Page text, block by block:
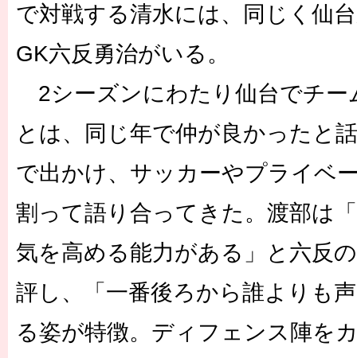
で対戦する清水には、同じく仙
GK六反勇治がいる。
2シーズンにわたり仙台でチー
とは、同じ年で仲が良かったと
で出かけ、サッカーやプライベ
割って語り合ってきた。渡部は
気を高める能力がある」と六反
評し、「一番後ろから誰よりも
る姿が特徴。ディフェンス陣を